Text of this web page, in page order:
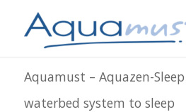
Aquamust – Aquazen-
waterbed system to sleep